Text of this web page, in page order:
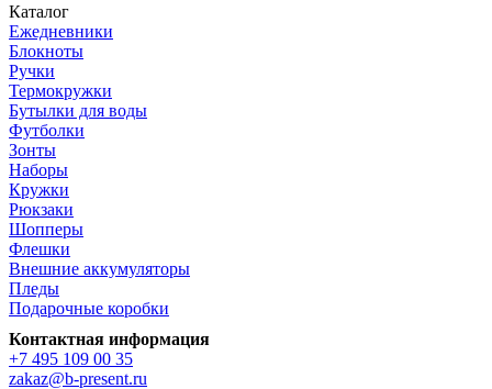
Каталог
Ежедневники
Блокноты
Ручки
Термокружки
Бутылки для воды
Футболки
Зонты
Наборы
Кружки
Рюкзаки
Шопперы
Флешки
Внешние аккумуляторы
Пледы
Подарочные коробки
Контактная информация
+7 495 109 00 35
zakaz@b-present.ru